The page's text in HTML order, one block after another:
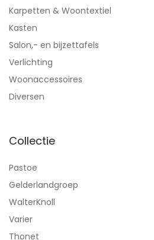
Karpetten & Woontextiel
Kasten
Salon,- en bijzettafels
Verlichting
Woonaccessoires
Diversen
Collectie
Pastoe
Gelderlandgroep
WalterKnoll
Varier
Thonet